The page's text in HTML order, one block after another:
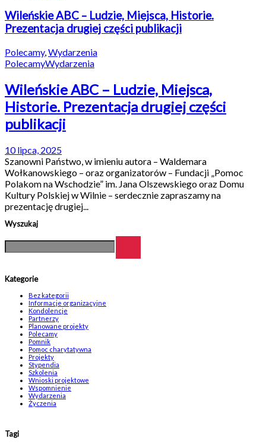
Wileńskie ABC – Ludzie, Miejsca, Historie.
Prezentacja drugiej części publikacji
Polecamy, Wydarzenia
PolecamyWydarzenia
Wileńskie ABC – Ludzie, Miejsca,
Historie. Prezentacja drugiej części
publikacji
10 lipca, 2025
Szanowni Państwo, w imieniu autora – Waldemara
Wołkanowskiego – oraz organizatorów – Fundacji „Pomoc
Polakom na Wschodzie” im. Jana Olszewskiego oraz Domu
Kultury Polskiej w Wilnie – serdecznie zapraszamy na
prezentację drugiej...
Wyszukaj
Kategorie
Bez kategorii
Informacje organizacyjne
Kondolencje
Partnerzy
Planowane projekty
Polecamy
Pomnik
Pomoc charytatywna
Projekty
Stypendia
Szkolenia
Wnioski projektowe
Wspomnienie
Wydarzenia
Życzenia
Tagi